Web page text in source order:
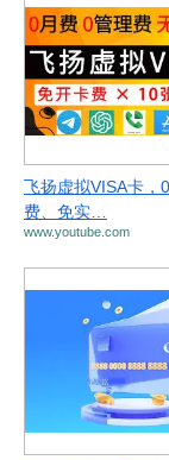
飞扬虚拟VISA卡，
费、免实…
www.youtube.com